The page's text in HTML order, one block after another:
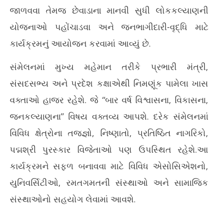
ગુજરાતના દરેક જિલ્લામાં ‘વિકસિત ભારત સંકલ્પ સંમેલન’ યોજાશે
3,
જાળવવા તેમજ છેવાડાના માનવી સુધી લોકકલ્યાણની
યોજનાઓ પહોંચાડવા અને જનભાગીદારી-વૃદ્ધિ માટે
કાર્યક્રમનું આયોજન કરવામાં આવ્યું છે.
સંમેલનમાં મુખ્ય મહેમાન તરીકે પ્રભારી મંત્રી,
સંસદસભ્ય અને પ્રદેશ કક્ષાએથી નિમણૂંક પામેલા ખાસ
વક્તાઓ હાજર રહેશે. જે “બાર વર્ષ વિશ્વાસના, વિકાસના,
જનકલ્યાણના” વિષય વક્તવ્ય આપશે. દરેક સંમેલનમાં
વિવિધ ક્ષેત્રોના તજજ્ઞો, નિષ્ણાતો, પ્રતિષ્ઠિત નાગરિકો,
પદ્મશ્રી પુરસ્કાર વિજેતાઓ પણ ઉપસ્થિત રહેશે.આ
કાર્યક્રમને સફળ બનાવવા માટે વિવિધ એસોસિએશનો,
યુનિવર્સિટીઓ, રમતગમતની સંસ્થાઓ અને સામાજિક
સંસ્થાઓનો સહયોગ લેવામાં આવશે.